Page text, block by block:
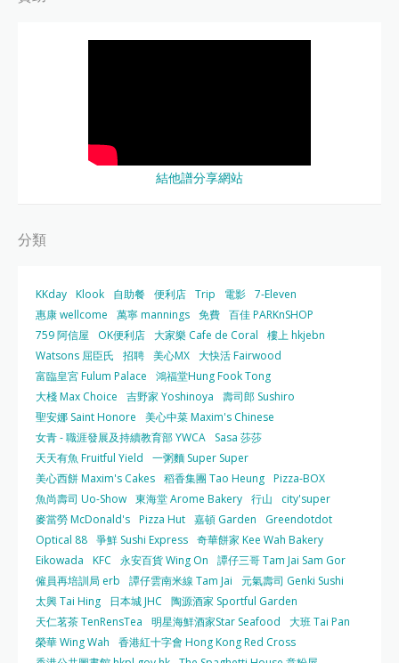
結他譜分享網站
分類
KKday Klook 自助餐 便利店 Trip 電影 7-Eleven
惠康 wellcome
萬寧 mannings 免費 百佳 PARKnSHOP
759 阿信屋
OK便利店 大家樂 Cafe de Coral
樓上 hkjebn
Watsons 屈臣氏
招聘 美心MX 大快活 Fairwood
富臨皇宮 Fulum Palace
鴻福堂Hung Fook Tong
大棧 Max Choice
吉野家 Yoshinoya
壽司郎 Sushiro
聖安娜 Saint Honore
美心中菜 Maxim's Chinese
女青 - 職涯發展及持續教育部 YWCA
Sasa 莎莎
天天有魚 Fruitful Yield
一粥麵 Super Super
美心西餅 Maxim's Cakes 稻香集團 Tao Heung Pizza-BOX
魚尚壽司 Uo-Show 東海堂 Arome Bakery 行山
city'super
麥當勞 McDonald's Pizza Hut 嘉頓 Garden
Greendotdot
Optical 88 爭鮮 Sushi Express 奇華餅家 Kee Wah Bakery
Eikowada
KFC 永安百貨 Wing On
譚仔三哥 Tam Jai Sam Gor
僱員再培訓局 erb
譚仔雲南米線 Tam Jai
元氣壽司 Genki Sushi
太興 Tai Hing
日本城 JHC
陶源酒家 Sportful Garden
天仁茗茶 TenRensTea
明星海鮮酒家Star Seafood
大班 Tai Pan
榮華 Wing Wah
香港紅十字會 Hong Kong Red Cross